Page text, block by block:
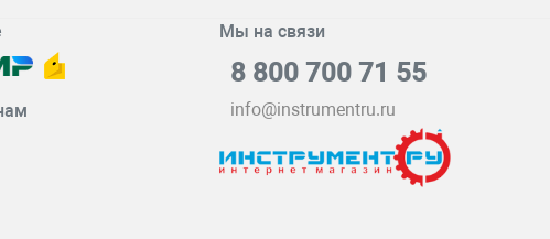
Мы на связи
8 800 700 71 55
info@instrumentru.ru